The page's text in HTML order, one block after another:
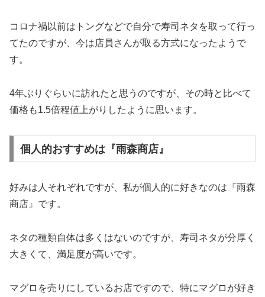
コロナ禍以前はトングなどで自分で寿司ネタを取って行っ
てたのですが、今は店員さんが取る方式になったようで
す。
4年ぶりぐらいに訪れたと思うのですが、その時と比べて
価格も1.5倍程値上がりしたように思います。
個人的おすすめは『雨森商店』
好みは人それぞれですが、私が個人的に好きなのは『雨森
商店』です。
ネタの種類自体は多くはないのですが、寿司ネタが分厚く
大きくて、満足度が高いです。
マグロを売りにしているお店ですので、特にマグロが好き